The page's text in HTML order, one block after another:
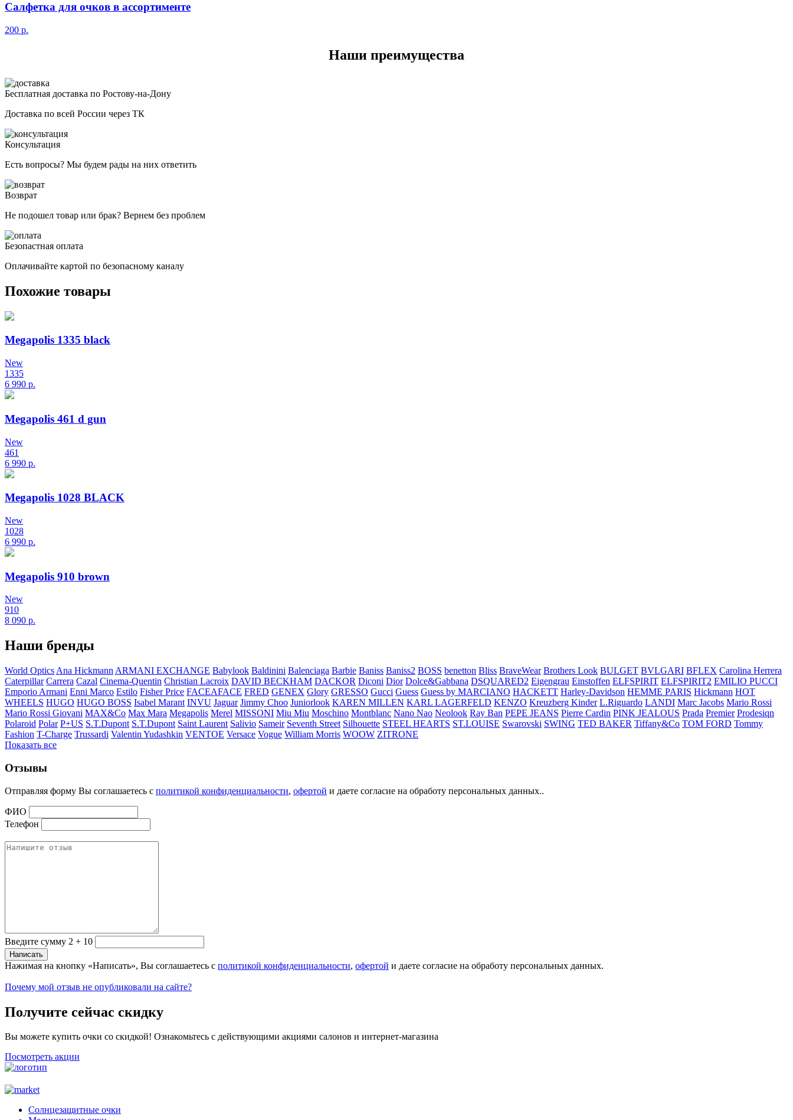
Салфетка для очков в ассортименте
200 р.
Наши преимущества
Бесплатная доставка по Ростову-на-Дону
Доставка по всей России через ТК
Консультация
Есть вопросы? Мы будем рады на них ответить
Возврат
Не подошел товар или брак? Вернем без проблем
Безопастная оплата
Оплачивайте картой по безопасному каналу
Похожие товары
Megapolis 1335 black
New
1335
6 990 р.
Megapolis 461 d gun
New
461
6 990 р.
Megapolis 1028 BLACK
New
1028
6 990 р.
Megapolis 910 brown
New
910
8 090 р.
Наши бренды
World Optics Ana Hickmann ARMANI EXCHANGE Babylook Baldinini Balenciaga Barbie Baniss Baniss2 BOSS benetton Bliss BraveWear Brothers Look BULGET BVLGARI BFLEX Carolina Herrera
Caterpillar Carrera Cazal Cinema-Quentin Christian Lacroix DAVID BECKHAM DACKOR Diconi Dior Dolce&Gabbana DSQUARED2 Eigengrau Einstoffen ELFSPIRIT ELFSPIRIT2 EMILIO PUCCI
Emporio Armani Enni Marco Estilo Fisher Price FACEAFACE FRED GENEX Glory GRESSO Gucci Guess Guess by MARCIANO HACKETT Harley-Davidson HEMME PARIS Hickmann HOT
WHEELS HUGO HUGO BOSS Isabel Marant INVU Jaguar Jimmy Choo Juniorlook KAREN MILLEN KARL LAGERFELD KENZO Kreuzberg Kinder L.Riguardo LANDI Marc Jacobs Mario Rossi
Mario Rossi Giovani MAX&Co Max Mara Megapolis Merel MISSONI Miu Miu Moschino Montblanc Nano Nao Neolook Ray Ban PEPE JEANS Pierre Cardin PINK JEALOUS Prada Premier Prodesiqn
Polaroid Polar P+US S.T.Dupont S.T.Dupont Saint Laurent Salivio Sameir Seventh Street Silhouette STEEL HEARTS ST.LOUISE Swarovski SWING TED BAKER Tiffany&Co TOM FORD Tommy
Fashion T-Charge Trussardi Valentin Yudashkin VENTOE Versace Vogue William Morris WOOW ZITRONE
Показать все
Отзывы
Отправляя форму Вы соглашаетесь с политикой конфиденциальности, офертой и даете согласие на обработу персональных данных..
ФИО
Телефон
Введите сумму 2 + 10
Нажимая на кнопку «Написать», Вы соглашаетесь с политикой конфиденциальности, офертой и даете согласие на обработу персональных данных.
Почему мой отзыв не опубликовали на сайте?
Получите сейчас скидку
Вы можете купить очки со скидкой! Ознакомьтесь с действующими акциями салонов и интернет-магазина
Посмотреть акции
Солнцезащитные очки